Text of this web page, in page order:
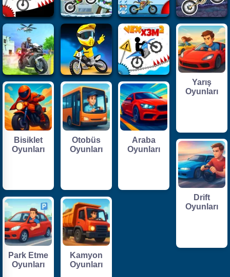
Yarış
Oyunları
Bisiklet
Oyunları
Otobüs
Oyunları
Araba
Oyunları
Drift
Oyunları
Park Etme
Oyunları
Kamyon
Oyunları